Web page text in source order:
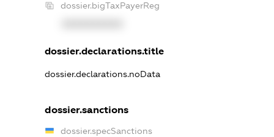
dossier.bigTaxPayerReg
dossier.declarations.title
dossier.declarations.noData
dossier.sanctions
dossier.specSanctions